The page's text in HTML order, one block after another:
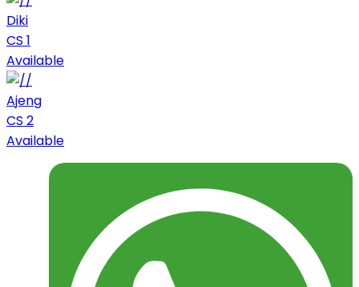
Diki
CS 1
Available
Ajeng
CS 2
Available